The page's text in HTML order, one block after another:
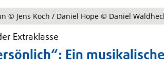
© Jens Koch / Daniel Hope © Daniel
Extraklasse
Ein